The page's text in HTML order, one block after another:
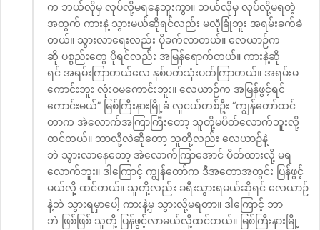
က ဘယ်လိုမှ လုပ်လို့မရနေဘူးကွာ။ ဘယ်လိုမှ လုပ်လို့မရတဲ့
အတွက် ကားနဲ့ သွားမယ်ဆိုရင်လည်း မလုံခြုံဘူး အရမ်းခက်ခဲ
တယ်။ သွားလာရေးလည်း ပိုခက်လာတယ်။ လေယာဉ်က
ဆို ပစ္စည်းတွေ ပိုရင်လည်း အမြန်ရောက်တယ်။ ကားနဲ့ဆို
ရင် အရမ်းကြာတယ်လေ နှစ်ပတ်သုံးပတ်ကြာတယ်။ အရမ်းမ
ကောင်းဘူး လုံးဝမကောင်းဘူး။ လေယာဉ်က အမြန်ဖွင့်ရင်
ကောင်းမယ်” မြစ်ကြီးနားမြို့ခံ လူငယ်တစ်ဦး “ကျွန်တော်ထင်
တာက အဲလောက်အကြာကြီးတော့ သူတို့မပိတ်လောက်ဘူးလို့
ထင်တယ်။ ဘာလို့လဲဆိုတော့ သူတို့လည်း လေယာဉ်နဲ့
ဘဲ သွားလာနေတော့ အဲလောက်ကြာအောင် ပိတ်ထားလို့ မရ
လောက်ဘူး။ ဒါကြောင့် ကျွန်တော်က ဒီအတောအတွင်း ပြန်ဖွင့်
မယ်လို့ ထင်တယ်။ သူတို့လည်း ခရီးသွားရမယ်ဆိုရင် လေယာဉ်
နဲ့ဘဲ သွားရမှာပေါ့ ကားနဲ့မှ သွားလို့မရတာ။ ဒါကြောင့် ဘာ
ဘဲ ဖြစ်ဖြစ် သူတို့ ပြန်ဖွင့်လာမယ်လို့ထင်တယ်။ မြစ်ကြီးနားမြို့